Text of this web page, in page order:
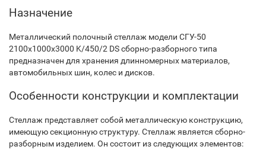
Назначение
Металлический полочный стеллаж модели СГУ-50
2100х1000х3000 K/450/2 DS сборно-разборного типа
предназначен для хранения длинномерных материалов,
автомобильных шин, колес и дисков.
Особенности конструкции и комплектации
Стеллаж представляет собой металлическую конструкцию,
имеющую секционную структуру. Стеллаж является сборно-
разборным изделием. Он состоит из следующих элементов: